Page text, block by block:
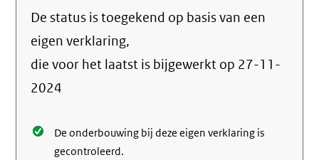
over
De status is toegekend op basis van een
eigen verklaring,
die voor het laatst is bijgewerkt op 27-11-
2024
De onderbouwing bij deze eigen verklaring is
gecontroleerd.